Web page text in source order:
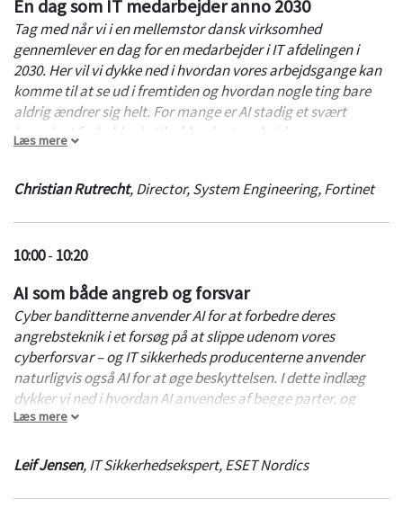
En dag som IT medarbejder anno 2030
Tag med når vi i en mellemstor dansk virksomhed
gennemlever en dag for en medarbejder i IT afdelingen i
2030. Her vil vi dykke ned i hvordan vores arbejdsgange kan
komme til at se ud i fremtiden og hvordan nogle ting bare
aldrig ændrer sig helt. For mange er AI stadig et svært
begreb at forholde sig til på konkrete arbejdsgange, men
hvad hvis vi i fremtiden slet ikke har et valg om at bruge det?
I løbet af gennemgangen vil Fortinet gennemgå, hvordan en
og stadig komme hjem til tiden.
Læs mere
Christian Rutrecht,Director, System Engineering,Fortinet
10:00- 10:20
AI som både angreb og forsvar
Cyber banditterne anvender AI for at forbedre deres
angrebsteknik i et forsøg på at slippe udenom vores
cyberforsvar – og IT sikkerheds producenterne anvender
naturligvis også AI for at øge beskyttelsen. I dette indlæg
dykker vi ned i hvordan AI anvendes af begge parter, og
hvilke fordele og ulemper det medfører.
Læs mere
Leif Jensen,IT Sikkerhedsekspert,ESET Nordics